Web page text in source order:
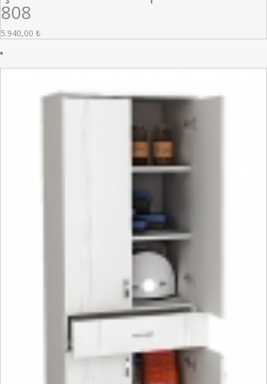
808
5.940,00 ₺